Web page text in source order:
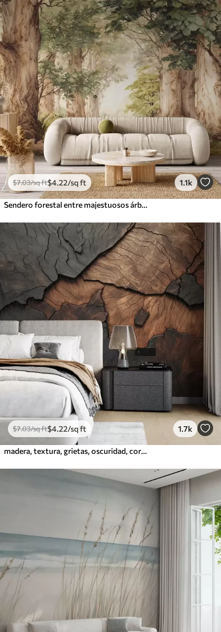
$7.03/sq ft$4.22/sq ft 1.1k
Sendero forestal entre majestuosos árboles en estilo acuarela
$7.03/sq ft$4.22/sq ft 1.7k
madera, textura, grietas, oscuridad, corteza, superficie